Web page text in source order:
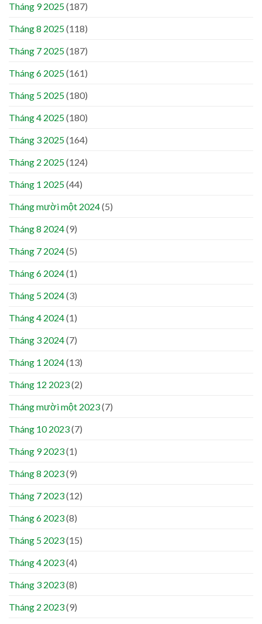
Tháng 9 2025(187)
Tháng 8 2025(118)
Tháng 7 2025(187)
Tháng 6 2025(161)
Tháng 5 2025(180)
Tháng 4 2025(180)
Tháng 3 2025(164)
Tháng 2 2025(124)
Tháng 1 2025(44)
Tháng mười một 2024(5)
Tháng 8 2024(9)
Tháng 7 2024(5)
Tháng 6 2024(1)
Tháng 5 2024(3)
Tháng 4 2024(1)
Tháng 3 2024(7)
Tháng 1 2024(13)
Tháng 12 2023(2)
Tháng mười một 2023(7)
Tháng 10 2023(7)
Tháng 9 2023(1)
Tháng 8 2023(9)
Tháng 7 2023(12)
Tháng 6 2023(8)
Tháng 5 2023(15)
Tháng 4 2023(4)
Tháng 3 2023(8)
Tháng 2 2023(9)